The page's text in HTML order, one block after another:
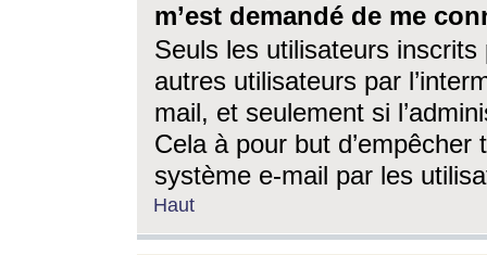
m’est demandé de me
Seuls les utilisateurs
autres utilisateurs par
mail, et seulement si
Cela à pour but
système e-mail par les
Haut